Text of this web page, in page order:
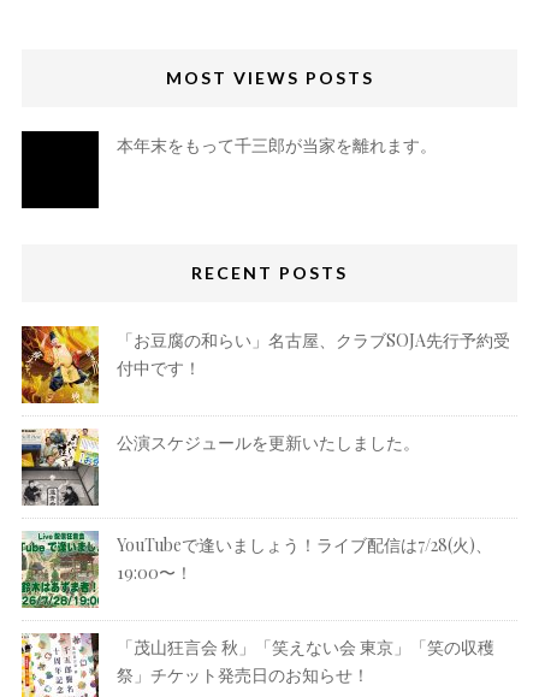
MOST VIEWS POSTS
本年末をもって千三郎が当家を離れます。
RECENT POSTS
「お豆腐の和らい」名古屋、クラブSOJA先行予約受
付中です！
公演スケジュールを更新いたしました。
YouTubeで逢いましょう！ライブ配信は7/28(火)、
19:00〜！
「茂山狂言会 秋」「笑えない会 東京」「笑の収穫
祭」チケット発売日のお知らせ！